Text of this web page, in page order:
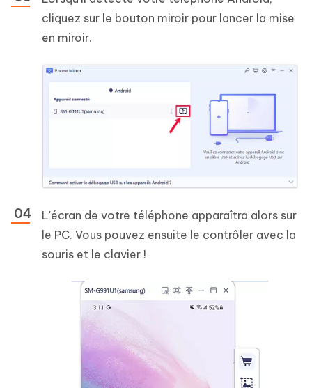
cliquez sur le bouton miroir pour lancer la mise
en miroir.
L'écran de votre téléphone apparaîtra alors sur
le PC. Vous pouvez ensuite le contrôler avec la
souris et le clavier !